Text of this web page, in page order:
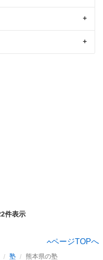
件表示
ページTOPへ
塾 熊本県の塾